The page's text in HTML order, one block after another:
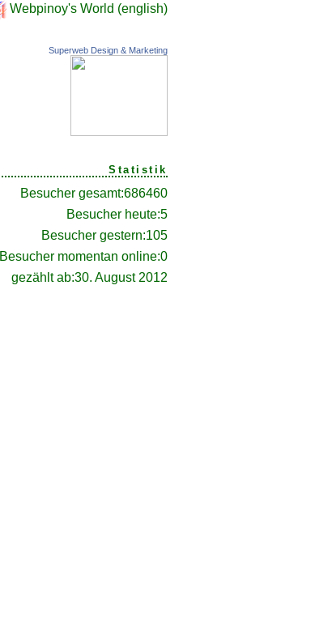
Webpinoy's World (english)
Superweb Design & Marketing
Statistik
686460
Besucher gesamt:
5
Besucher heute:
105
Besucher gestern:
0
Besucher momentan online:
30. August 2012
gezählt ab: